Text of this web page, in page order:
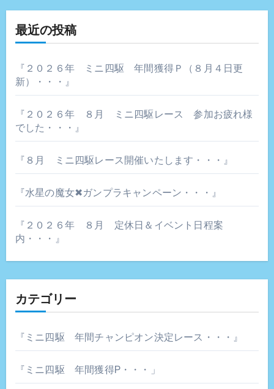
ゲ
ー
シ
ョ
ン
最近の投稿
『２０２６年 ミニ四駆 年間獲得Ｐ（８月４日更
新）・・・』
『２０２６年 ８月 ミニ四駆レース 参加お疲れ様
でした・・・』
『８月 ミニ四駆レース開催いたします・・・』
『水星の魔女✖ガンプラキャンペーン・・・』
『２０２６年 ８月 定休日＆イベント日程案
内・・・』
カテゴリー
『ミニ四駆 年間チャンピオン決定レース・・・』
『ミニ四駆 年間獲得P・・・」